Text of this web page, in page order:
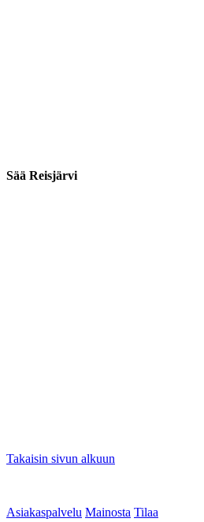
Sää Reisjärvi
Takaisin sivun alkuun
Asiakaspalvelu Mainosta Tilaa